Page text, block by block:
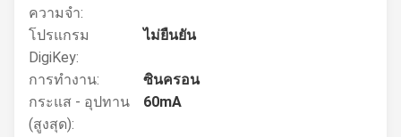
ความจำ:
โปรแกรม
DigiKey:
ไม่ยืนยัน
การทำงาน:
ซินครอน
กระแส - อุปทาน
(สูงสุด):
60mA